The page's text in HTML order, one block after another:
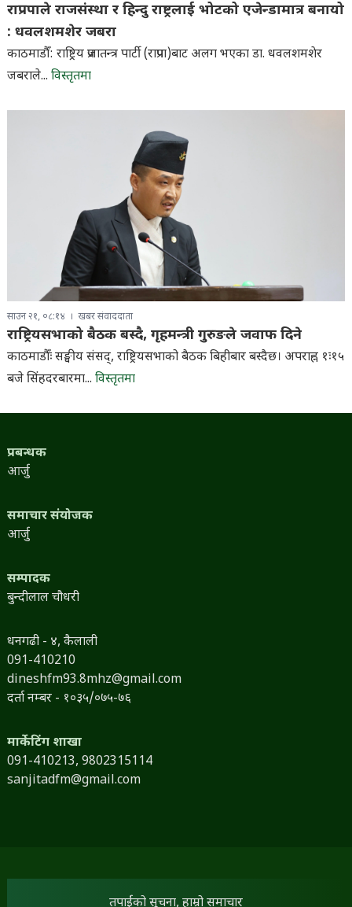
राप्रपाले राजसंस्था र हिन्दु राष्ट्रलाई भोटको एजेन्डामात्र बनायो
: धवलशमशेर जबरा
काठमाडौँ: राष्ट्रिय प्रजातन्त्र पार्टी (राप्रपा)बाट अलग भएका डा. धवलशमशेर
जबराले... विस्तृतमा
साउन २१, ०८:१४ खबर संवाददाता
राष्ट्रियसभाको बैठक बस्दै, गृहमन्त्री गुरुङले जवाफ दिने
काठमाडौँः सङ्घीय संसद्, राष्ट्रियसभाको बैठक बिहीबार बस्दैछ। अपराह्न १ः१५
बजे सिंहदरबारमा... विस्तृतमा
प्रबन्धक
आर्जु
समाचार संयोजक
आर्जु
सम्पादक
बुन्दीलाल चौधरी
धनगढी - ४, कैलाली
091-410210
dineshfm93.8mhz@gmail.com
दर्ता नम्बर - १०३५/०७५-७६
मार्केटिंग शाखा
091-410213, 9802315114
sanjitadfm@gmail.com
तपाईंको सूचना, हाम्रो समाचार